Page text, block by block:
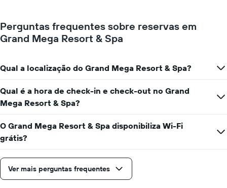
abcissa
O
o
preço
médio
um
numa
ordenada
Perguntas frequentes sobre reservas em
Grand Mega Resort & Spa
Qual a localização do Grand Mega Resort & Spa?
Qual é a hora de check-in e check-out no Grand
Mega Resort & Spa?
O Grand Mega Resort & Spa disponibiliza Wi-Fi
grátis?
Ver mais perguntas frequentes